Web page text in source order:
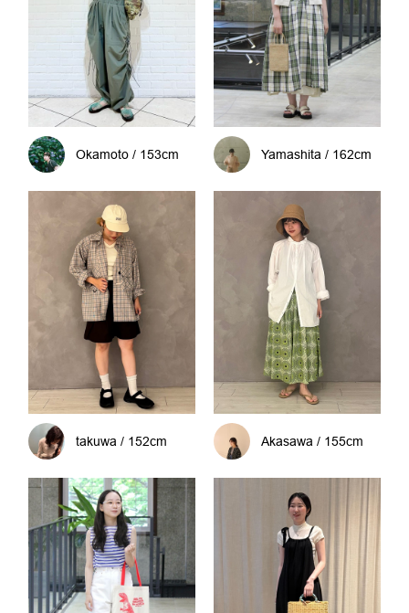
Okamoto / 153cm Yamashita / 162cm
takuwa / 152cm Akasawa / 155cm